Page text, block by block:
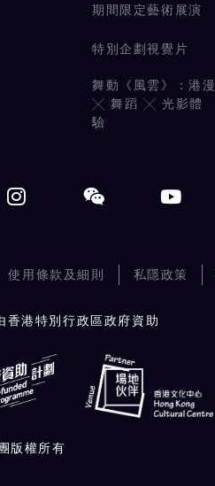
期間限定藝術展演
特別企劃視覺片
舞動《風雲》：港漫
╳ 舞蹈 ╳ 光影體
驗
使用條款及細則 私隱政策
香港特別行政區政府資助
版權所有